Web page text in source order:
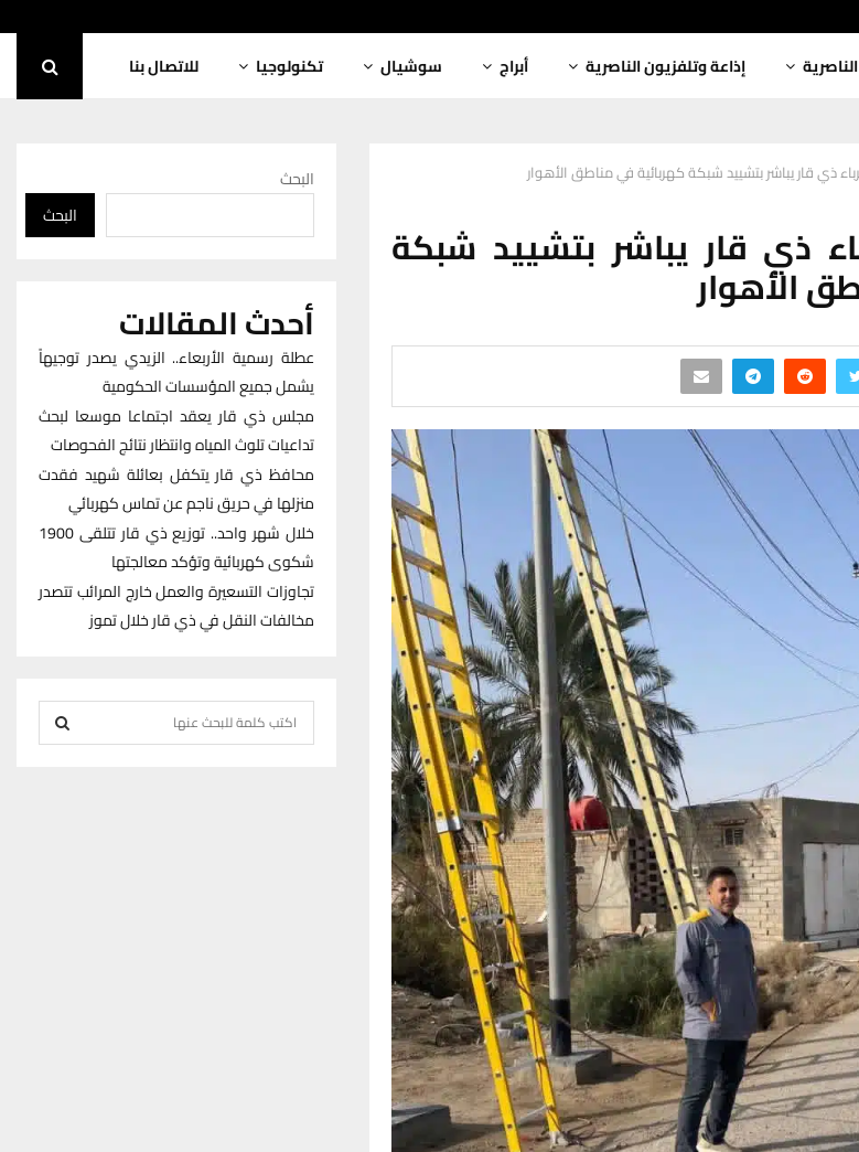
إذاعة وتلفزيون الناصرية أبراج سوشيال تكنولوجيا للاتصال بنا
ذي قار يباشر بتشييد شبكة كهربائية في مناطق الأهوار
ذي قار يباشر بتشييد شبكة
الأهوار
البحث
البحث
أحدث المقالات
عطلة رسمية الأربعاء.. الزيدي يصدر توجيهاً
يشمل جميع المؤسسات الحكومية
مجلس ذي قار يعقد اجتماعا موسعا لبحث
تداعيات تلوث المياه وانتظار نتائج الفحوصات
محافظ ذي قار يتكفل بعائلة شهيد فقدت
منزلها في حريق ناجم عن تماس كهربائي
خلال شهر واحد.. توزيع ذي قار تتلقى 1900
شكوى كهربائية وتؤكد معالجتها
تجاوزات التسعيرة والعمل خارج المرائب تتصدر
مخالفات النقل في ذي قار خلال تموز
e